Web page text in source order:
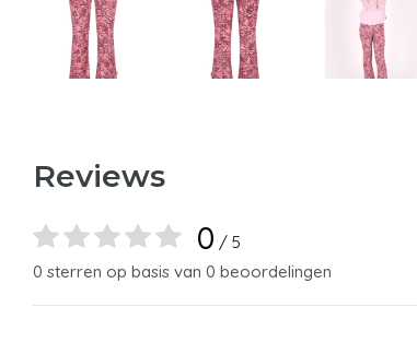
Reviews
0 / 5
0 sterren op basis van 0 beoordelingen